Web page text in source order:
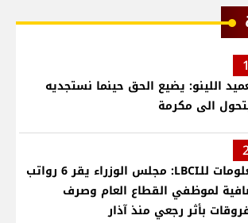
1
اللينو: يضيع الحق حينما نستجديه
الى مكرمة
معلومات للـLBCI: مجلس الوزراء يقر 6 رواتب
لموظفي القطاع العام وصرف
بأثر رجعي منذ آذار